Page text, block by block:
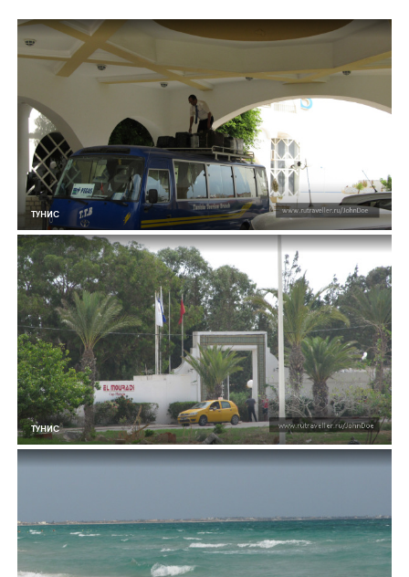
ТУНИС
ТУНИС